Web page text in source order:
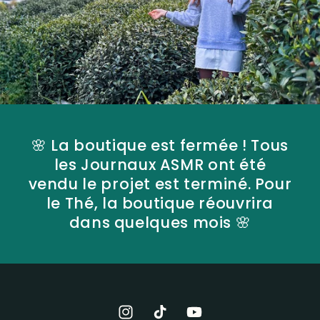
🌸 La boutique est fermée ! Tous
les Journaux ASMR ont été
vendu le projet est terminé. Pour
le Thé, la boutique réouvrira
dans quelques mois 🌸